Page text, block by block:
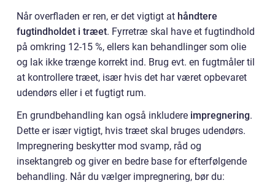
Når overfladen er ren, er det vigtigt at håndtere
fugtindholdet i træet. Fyrretræ skal have et fugtindhold
på omkring 12-15 %, ellers kan behandlinger som olie
og lak ikke trænge korrekt ind. Brug evt. en fugtmåler til
at kontrollere træet, især hvis det har været opbevaret
udendørs eller i et fugtigt rum.
En grundbehandling kan også inkludere impregnering.
Dette er især vigtigt, hvis træet skal bruges udendørs.
Impregnering beskytter mod svamp, råd og
insektangreb og giver en bedre base for efterfølgende
behandling. Når du vælger impregnering, bør du: